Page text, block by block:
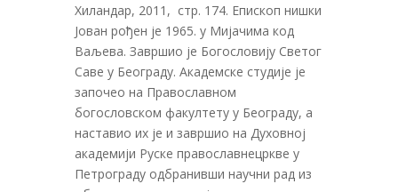
Хиландар, 2011, стр. 174. Епископ нишки
Јован рођен је 1965. у Мијачима код
Ваљева. Завршио је Богословију Светог
Саве у Београду. Академске студије је
започео на Православном
богословском факултету у Београду, а
наставио их је и завршио на Духовној
академији Руске православнецркве у
Петрограду одбранивши научни рад из